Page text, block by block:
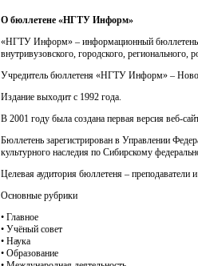
О бюллетене «НГТУ Информ»
«НГТУ Информ» – информационный бюллетень
внутривузовского, городского,
Учредитель бюллетеня «НГТУ Информ» –
Издание выходит с 1992 года.
В 2001 году была создана первая версия веб-
Бюллетень зарегистрирован в Управлении
культурного наследия по Сибирскому
Целевая аудитория бюллетеня – преподаватели
Основные рубрики
• Главное
• Учёный совет
• Наука
• Образование